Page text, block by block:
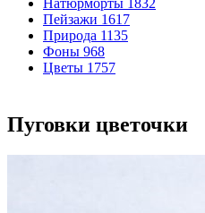
Натюрморты 1832
Пейзажи 1617
Природа 1135
Фоны 968
Цветы 1757
Пуговки цветочки